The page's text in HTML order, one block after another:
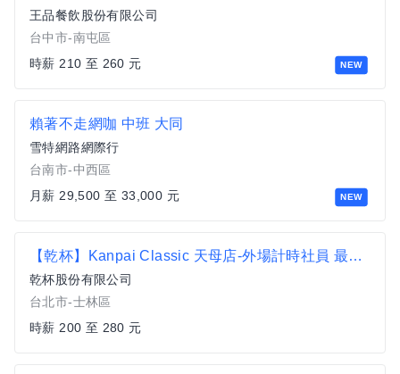
NEW
王品餐飲股份有限公司
台中市-南屯區
時薪 210 至 260 元
NEW
賴著不走網咖 中班 大同
雪特網路網際行
台南市-中西區
月薪 29,500 至 33,000 元
【乾杯】Kanpai Classic 天母店-外場計時社員 最高時薪280元 -C14P4
乾杯股份有限公司
台北市-士林區
時薪 200 至 280 元